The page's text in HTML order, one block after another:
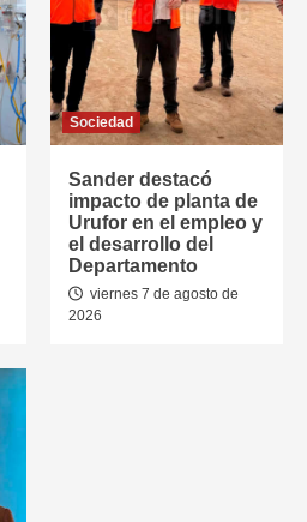
Sociedad
Sander destacó
impacto de planta de
Urufor en el empleo y
el desarrollo del
Departamento
viernes 7 de agosto de
2026